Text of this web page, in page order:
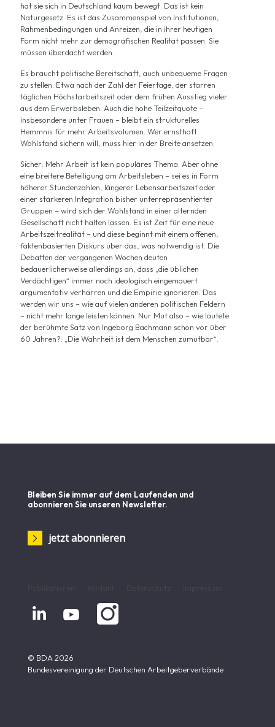
hat sie sich in Deutschland kaum bewegt. Das ist kein
Naturgesetz. Es ist das Zusammenspiel von Institutionen,
Rahmenbedingungen und Anreizen, die in ihrer heutigen
Form nicht mehr zur demografischen Realität passen. Sie
müssen überdacht werden.
Es braucht politische Bereitschaft, auch unbequeme Fragen
zu stellen: Etwa nach der Zahl der Feiertage, der starren
täglichen Höchstarbeitszeit oder dem frühen Ausstieg vieler
aus dem Erwerbsleben. Auch die hohe Teilzeitquote –
insbesondere unter Frauen – bleibt ein strukturelles
Hemmnis für mehr Arbeitsvolumen. Wer ernsthaft
Wohlstand sichern will, muss hier in der Breite ansetzen.
Sicher: Mehr Arbeit ist kein populäres Thema. Aber ohne
eine breitere Beteiligung am Arbeitsleben – sei es in Form
höherer Stundenzahlen, längerer Lebensarbeitszeit oder
einer stärkeren Integration bisher unterrepräsentierter
Gruppen – wird sich der Wohlstand in einer alternden
Gesellschaft nicht halten lassen. Es ist Zeit für eine neue
Arbeitszeitrealität – und diese beginnt mit einem offenen,
faktenbasierten Diskurs über das, was notwendig ist. Die
Debatten der vergangenen Wochen deuten
bedauerlicherweise allerdings an, dass „die üblichen
Verdächtigen“ immer noch ideologisch eingemauert
argumentativ verharren und die Empirie ignorieren. Das
werden wir uns – wie auf vielen anderen politischen Feldern
– nicht mehr lange leisten können. Nur Mut also – wie lautete
der berühmte Satz von Ingeborg Bachmann schon vor über
60 Jahren?: „Die Wahrheit ist dem Menschen zumutbar“.
Bleiben Sie immer auf dem Laufenden und
abonnieren Sie unseren Newsletter.
jetzt abonnieren
 
© BDA 2026
Bundesvereinigung der Deutschen Arbeitgeberverbände